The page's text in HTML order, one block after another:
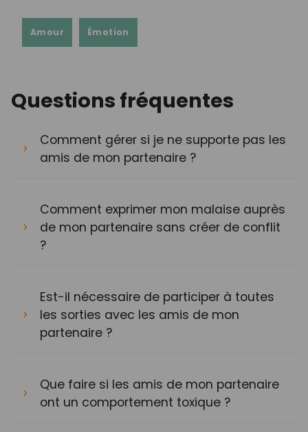
Amour Émotion
Questions fréquentes
Comment gérer si je ne supporte pas les
amis de mon partenaire ?
Comment exprimer mon malaise auprès
de mon partenaire sans créer de conflit
?
Est-il nécessaire de participer à toutes
les sorties avec les amis de mon
partenaire ?
Que faire si les amis de mon partenaire
ont un comportement toxique ?